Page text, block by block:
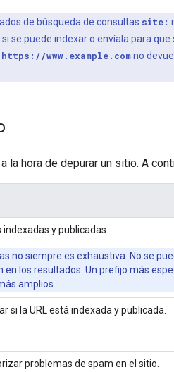
de búsqueda de consultas site:
se puede indexar o envíala para que
www.example.comno
la hora de depurar un sitio. A
indexadas y publicadas.
no siempre es exhaustiva. No se
en los resultados. Un prefijo más
amplios.
si la URL está indexada y publicada.
problemas de spam en el sitio.